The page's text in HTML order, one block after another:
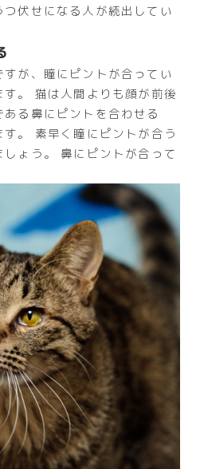
伏せになる人が続出してい
が、瞳にピントが合ってい
。 猫は人間よりも顔が前後
る鼻にピントを合わせる
。 素早く瞳にピントが合う
ょう。 鼻にピントが合って